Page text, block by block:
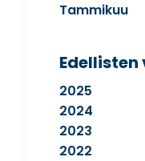
Tammikuu
2025
2024
2023
2022